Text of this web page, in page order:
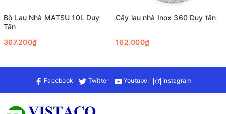
Bộ Lau Nhà MATSU 10L Duy
Tân
367.200₫
Cây lau nhà Inox 360 Duy tân
162.000₫
Facebook Twitter Youtube Instagram